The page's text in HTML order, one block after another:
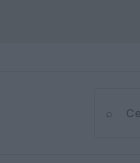
⌕Cerca